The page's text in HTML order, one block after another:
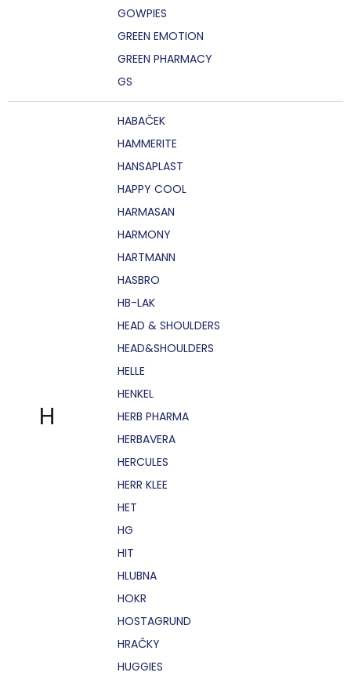
GOWPIES
GREEN EMOTION
GREEN PHARMACY
GS
H
HABAČEK
HAMMERITE
HANSAPLAST
HAPPY COOL
HARMASAN
HARMONY
HARTMANN
HASBRO
HB-LAK
HEAD & SHOULDERS
HEAD&SHOULDERS
HELLE
HENKEL
HERB PHARMA
HERBAVERA
HERCULES
HERR KLEE
HET
HG
HIT
HLUBNA
HOKR
HOSTAGRUND
HRAČKY
HUGGIES